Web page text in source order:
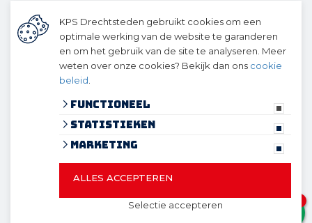
Ons materieel
Ons team
Geschiedenis
algemene voorwaarden
© 2026 KPS DrechtstedenWebsite ontwikkeld door Lined
en volledig geïntegreerd met Troublefree Smart Stone
KPS Drechtsteden gebruikt cookies om een
optimale werking van de website te garanderen
en om het gebruik van de site te analyseren. Meer
weten over onze cookies? Bekijk dan ons cookie
beleid
Functioneel
Statistieken
Marketing
Selectie accepteren
ALLES ACCEPTEREN